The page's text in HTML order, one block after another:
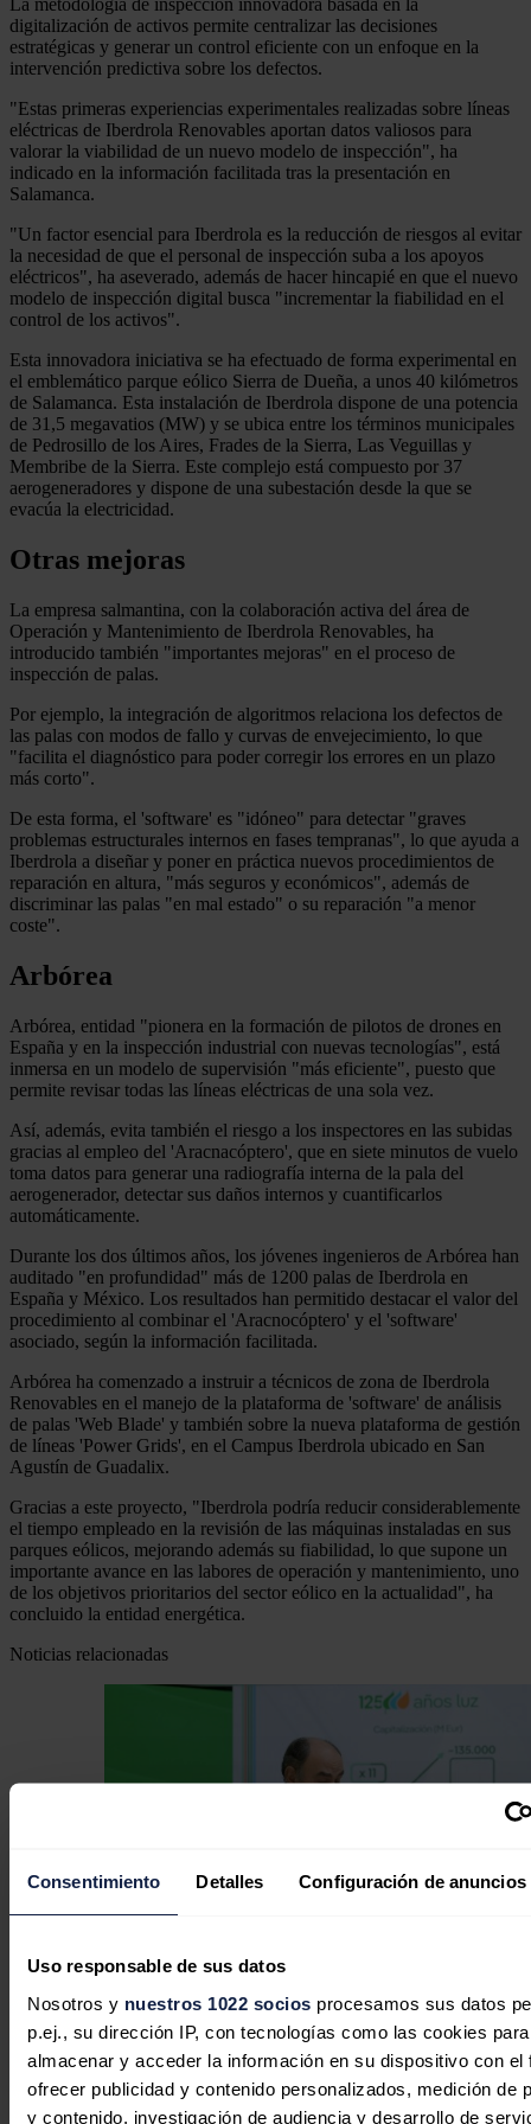
Consentimiento Detalles Configuración de anuncios
Uso responsable de sus datos
Nosotros y nuestros 1022 socios procesamos sus datos
p.ej., su dirección IP, con tecnologías como las cookies para
almacenar y acceder la información en su dispositivo con el
ofrecer publicidad y contenido personalizados, medición de
y contenido, investigación de audiencia y desarrollo de
digitalización de activos permite centralizar las decisiones
estratégicas y generar un control eficiente con un enfoque en la
intervención predictiva sobre los defectos.
"Estas primeras experiencias experimentales realizadas sobre líneas
eléctricas de Iberdrola Renovables aportan datos valiosos para
valorar la viabilidad de un nuevo modelo de inspección", ha
indicado en la información facilitada tras la presentación en
Salamanca.
"Un factor esencial para Iberdrola es la reducción de riesgos al evitar
la necesidad de que el personal de inspección suba a los apoyos
eléctricos", ha aseverado, además de hacer hincapié en que el nuevo
modelo de inspección digital busca "incrementar la fiabilidad en el
control de los activos".
Esta innovadora iniciativa se ha efectuado de forma experimental en
el emblemático parque eólico Sierra de Dueña, a unos 40 kilómetros
de Salamanca. Esta instalación de Iberdrola dispone de una potencia
de 31,5 megavatios (MW) y se ubica entre los términos municipales
de Pedrosillo de los Aires, Frades de la Sierra, Las Veguillas y
Membribe de la Sierra. Este complejo está compuesto por 37
aerogeneradores y dispone de una subestación desde la que se
evacúa la electricidad.
Otras mejoras
La empresa salmantina, con la colaboración activa del área de
Operación y Mantenimiento de Iberdrola Renovables, ha
introducido también "importantes mejoras" en el proceso de
inspección de palas.
Por ejemplo, la integración de algoritmos relaciona los defectos de
las palas con modos de fallo y curvas de envejecimiento, lo que
"facilita el diagnóstico para poder corregir los errores en un plazo
más corto".
De esta forma, el 'software' es "idóneo" para detectar "graves
problemas estructurales internos en fases tempranas", lo que ayuda a
Iberdrola a diseñar y poner en práctica nuevos procedimientos de
reparación en altura, "más seguros y económicos", además de
discriminar las palas "en mal estado" o su reparación "a menor
coste".
Arbórea
Arbórea, entidad "pionera en la formación de pilotos de drones en
España y en la inspección industrial con nuevas tecnologías", está
inmersa en un modelo de supervisión "más eficiente", puesto que
permite revisar todas las líneas eléctricas de una sola vez.
Así, además, evita también el riesgo a los inspectores en las subidas
gracias al empleo del 'Aracnacóptero', que en siete minutos de vuelo
toma datos para generar una radiografía interna de la pala del
aerogenerador, detectar sus daños internos y cuantificarlos
automáticamente.
Durante los dos últimos años, los jóvenes ingenieros de Arbórea han
auditado "en profundidad" más de 1200 palas de Iberdrola en
España y México. Los resultados han permitido destacar el valor del
procedimiento al combinar el 'Aracnocóptero' y el 'software'
asociado, según la información facilitada.
Arbórea ha comenzado a instruir a técnicos de zona de Iberdrola
Renovables en el manejo de la plataforma de 'software' de análisis
de palas 'Web Blade' y también sobre la nueva plataforma de gestión
de líneas 'Power Grids', en el Campus Iberdrola ubicado en San
Agustín de Guadalix.
Gracias a este proyecto, "Iberdrola podría reducir considerablemente
el tiempo empleado en la revisión de las máquinas instaladas en sus
parques eólicos, mejorando además su fiabilidad, lo que supone un
importante avance en las labores de operación y mantenimiento, uno
de los objetivos prioritarios del sector eólico en la actualidad", ha
concluido la entidad energética.
Noticias relacionadas
Iberdrola invertirá 526 millones para
modernizar las redes eléctricas del
Distrito Federal de Brasil